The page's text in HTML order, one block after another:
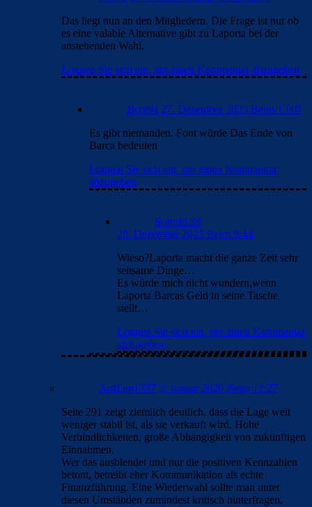
Das liegt nun an den Mitgliedern. Die Frage ist nur ob
es eine valable Alternative gibt zu Laporta bei der
anstehenden Wahl.
Loggen Sie sich ein, um einen Kommentar abzugeben
Berteki 27. Dezember 2025 Beim 13:07
Es gibt niemanden. Font würde Das Ende von
Barca bedeuten
Loggen Sie sich ein, um einen Kommentar
abzugeben
Ronald.33
28. Dezember 2025 Beim 9:44
Wieso?Laporta macht die ganze Zeit sehr
seltsame Dinge…
Es würde mich nicht wundern,wenn
Laporta Barcas Geld in seine Tasche
stellt…
Loggen Sie sich ein, um einen Kommentar
abzugeben
JustLup1337 2. Januar 2026 Beim 12:27
Seite 291 zeigt ziemlich deutlich, dass die Lage weit
weniger stabil ist, als sie verkauft wird. Hohe
Verbindlichkeiten, große Abhängigkeit von zukünftigen
Einnahmen.
Wer das ausblendet und nur die positiven Kennzahlen
betont, betreibt eher Kommunikation als echte
Finanzführung. Eine Wiederwahl sollte man unter
diesen Umständen zumindest kritisch hinterfragen.